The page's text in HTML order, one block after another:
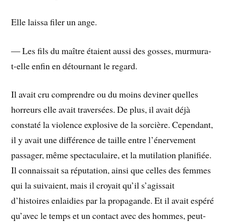
Elle laissa filer un ange.
― Les fils du maître étaient aussi des gosses, murmura-
t-elle enfin en détournant le regard.
Il avait cru comprendre ou du moins deviner quelles
horreurs elle avait traversées. De plus, il avait déjà
constaté la violence explosive de la sorcière. Cependant,
il y avait une différence de taille entre l’énervement
passager, même spectaculaire, et la mutilation planifiée.
Il connaissait sa réputation, ainsi que celles des femmes
qui la suivaient, mais il croyait qu’il s’agissait
d’histoires enlaidies par la propagande. Et il avait espéré
qu’avec le temps et un contact avec des hommes, peut-